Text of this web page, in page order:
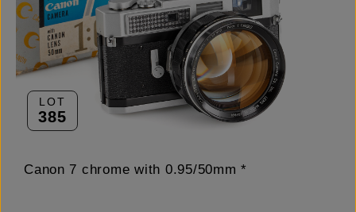
LOT
385
Canon 7 chrome with 0.95/50mm *